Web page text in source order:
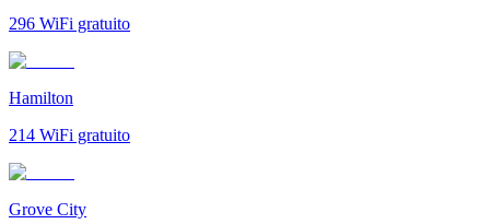
296 WiFi gratuito
Hamilton
214 WiFi gratuito
Grove City